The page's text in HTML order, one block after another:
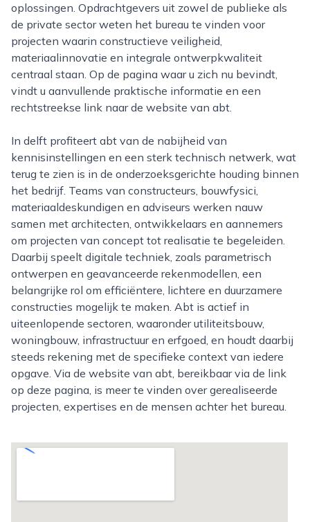
oplossingen. Opdrachtgevers uit zowel de publieke als
de private sector weten het bureau te vinden voor
projecten waarin constructieve veiligheid,
materiaalinnovatie en integrale ontwerpkwaliteit
centraal staan. Op de pagina waar u zich nu bevindt,
vindt u aanvullende praktische informatie en een
rechtstreekse link naar de website van abt.
In delft profiteert abt van de nabijheid van
kennisinstellingen en een sterk technisch netwerk, wat
terug te zien is in de onderzoeksgerichte houding binnen
het bedrijf. Teams van constructeurs, bouwfysici,
materiaaldeskundigen en adviseurs werken nauw
samen met architecten, ontwikkelaars en aannemers
om projecten van concept tot realisatie te begeleiden.
Daarbij speelt digitale techniek, zoals parametrisch
ontwerpen en geavanceerde rekenmodellen, een
belangrijke rol om efficiëntere, lichtere en duurzamere
constructies mogelijk te maken. Abt is actief in
uiteenlopende sectoren, waaronder utiliteitsbouw,
woningbouw, infrastructuur en erfgoed, en houdt daarbij
steeds rekening met de specifieke context van iedere
opgave. Via de website van abt, bereikbaar via de link
op deze pagina, is meer te vinden over gerealiseerde
projecten, expertises en de mensen achter het bureau.